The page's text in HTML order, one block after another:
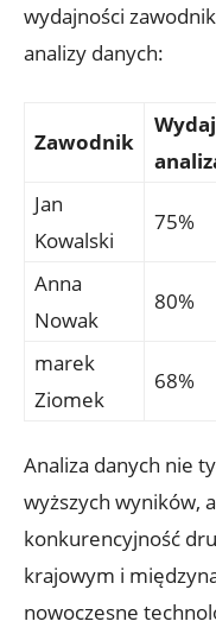
wydajności
analizy danych:
Zawodnik
Jan
Kowalski
75%
Anna
Nowak
80%
marek
Ziomek
68%
Analiza danych nie
wyższych wyników,
konkurencyjność
krajowym i
nowoczesne